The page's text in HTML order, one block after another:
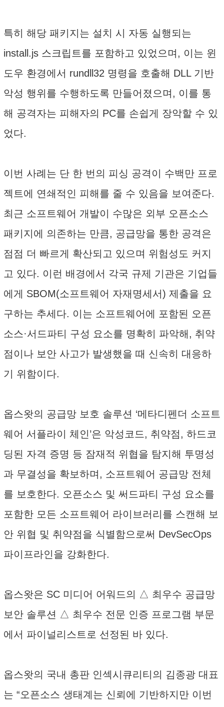
특히 해당 패키지는 설치 시 자동 실행되는
install.js 스크립트를 포함하고 있었으며, 이는 윈
도우 환경에서 rundll32 명령을 호출해 DLL 기반
악성 행위를 수행하도록 만들어졌으며, 이를 통
해 공격자는 피해자의 PC를 손쉽게 장악할 수 있
었다.
이번 사례는 단 한 번의 피싱 공격이 수백만 프로
젝트에 연쇄적인 피해를 줄 수 있음을 보여준다.
최근 소프트웨어 개발이 수많은 외부 오픈소스
패키지에 의존하는 만큼, 공급망을 통한 공격은
점점 더 빠르게 확산되고 있으며 위험성도 커지
고 있다. 이런 배경에서 각국 규제 기관은 기업들
에게 SBOM(소프트웨어 자재명세서) 제출을 요
구하는 추세다. 이는 소프트웨어에 포함된 오픈
소스·서드파티 구성 요소를 명확히 파악해, 취약
점이나 보안 사고가 발생했을 때 신속히 대응하
기 위함이다.
옵스왓의 공급망 보호 솔루션 ‘메타디펜더 소프트
웨어 서플라이 체인’은 악성코드, 취약점, 하드코
딩된 자격 증명 등 잠재적 위협을 탐지해 투명성
과 무결성을 확보하며, 소프트웨어 공급망 전체
를 보호한다. 오픈소스 및 써드파티 구성 요소를
포함한 모든 소프트웨어 라이브러리를 스캔해 보
안 위협 및 취약점을 식별함으로써 DevSecOps
파이프라인을 강화한다.
옵스왓은 SC 미디어 어워드의 △ 최우수 공급망
보안 솔루션 △ 최우수 전문 인증 프로그램 부문
에서 파이널리스트로 선정된 바 있다.
옵스왓의 국내 총판 인섹시큐리티의 김종광 대표
는 “오픈소스 생태계는 신뢰에 기반하지만 이번